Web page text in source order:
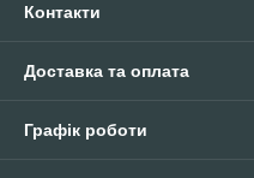
Контакти
Доставка та оплата
Графік роботи